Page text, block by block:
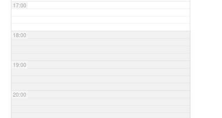
17:00
18:00
19:00
20:00